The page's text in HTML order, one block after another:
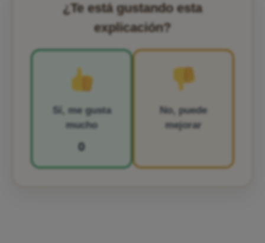
¿Te está gustando esta
explicación?
Sí, me gusta
mucho
0
No, puede
mejorar